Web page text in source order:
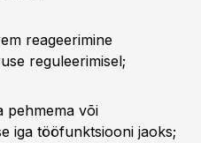
reageerimine
reguleerimisel;
pehmema või
iga tööfunktsiooni jaoks;